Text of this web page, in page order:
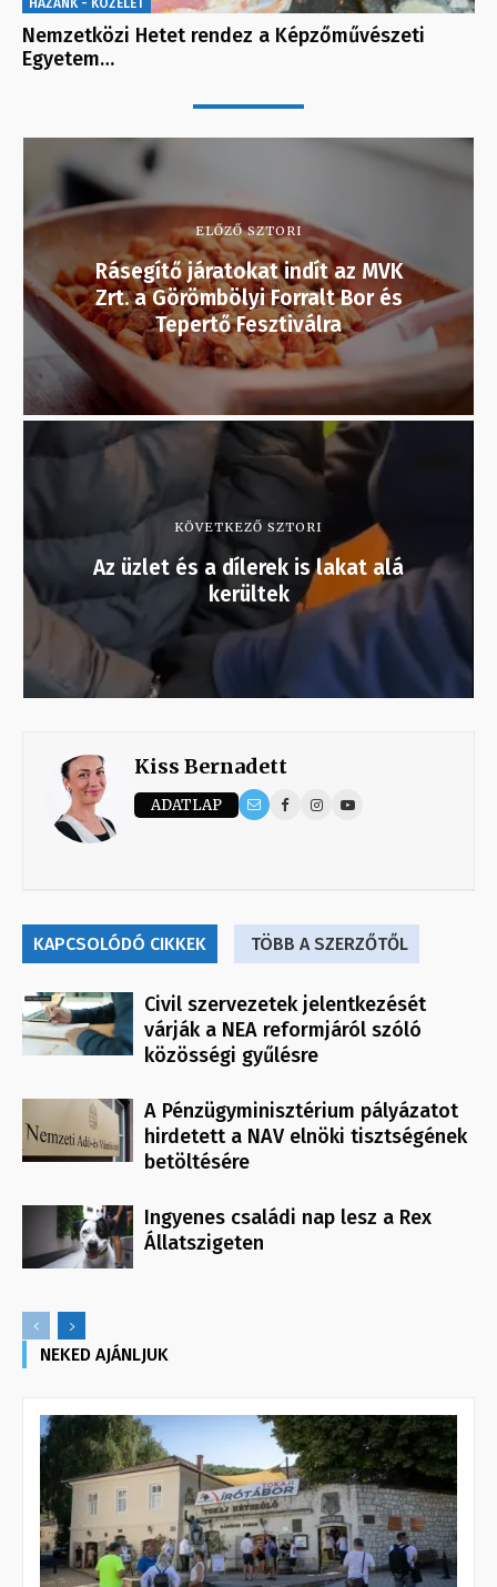
HAZÁNK - KÖZÉLET
Nemzetközi Hetet rendez a Képzőművészeti
Egyetem…
ELŐZŐ SZTORI
Rásegítő járatokat indít az MVK
Zrt. a Görömbölyi Forralt Bor és
Tepertő Fesztiválra
KÖVETKEZŐ SZTORI
Az üzlet és a dílerek is lakat alá
kerültek
Kiss Bernadett
ADATLAP
KAPCSOLÓDÓ CIKKEK TÖBB A SZERZŐTŐL
Civil szervezetek jelentkezését
várják a NEA reformjáról szóló
közösségi gyűlésre
A Pénzügyminisztérium pályázatot
hirdetett a NAV elnöki tisztségének
betöltésére
Ingyenes családi nap lesz a Rex
Állatszigeten
NEKED AJÁNLJUK